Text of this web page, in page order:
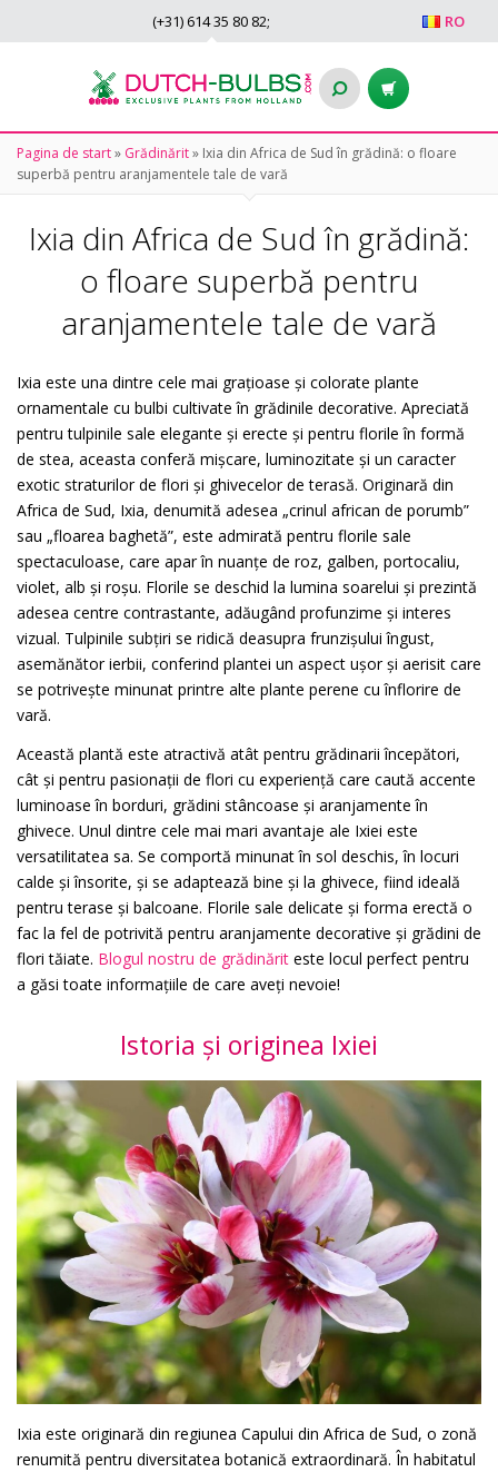
RO
(+31) 614 35 80 82;
Pagina de start» Grădinărit» Ixia din Africa de Sud în grădină: o floare
superbă pentru aranjamentele tale de vară
Ixia din Africa de Sud în grădină:
o floare superbă pentru
aranjamentele tale de vară
Ixia este una dintre cele mai grațioase și colorate plante
ornamentale cu bulbi cultivate în grădinile decorative. Apreciată
pentru tulpinile sale elegante și erecte și pentru florile în formă
de stea, aceasta conferă mișcare, luminozitate și un caracter
exotic straturilor de flori și ghivecelor de terasă. Originară din
Africa de Sud, Ixia, denumită adesea „crinul african de porumb”
sau „floarea baghetă”, este admirată pentru florile sale
spectaculoase, care apar în nuanțe de roz, galben, portocaliu,
violet, alb și roșu. Florile se deschid la lumina soarelui și prezintă
adesea centre contrastante, adăugând profunzime și interes
vizual. Tulpinile subțiri se ridică deasupra frunzișului îngust,
asemănător ierbii, conferind plantei un aspect ușor și aerisit care
se potrivește minunat printre alte plante perene cu înflorire de
vară.
Această plantă este atractivă atât pentru grădinarii începători,
cât și pentru pasionații de flori cu experiență care caută accente
luminoase în borduri, grădini stâncoase și aranjamente în
ghivece. Unul dintre cele mai mari avantaje ale Ixiei este
versatilitatea sa. Se comportă minunat în sol deschis, în locuri
calde și însorite, și se adaptează bine și la ghivece, fiind ideală
pentru terase și balcoane. Florile sale delicate și forma erectă o
fac la fel de potrivită pentru aranjamente decorative și grădini de
flori tăiate. Blogul nostru de grădinărit este locul perfect pentru
a găsi toate informațiile de care aveți nevoie!
Istoria și originea Ixiei
Ixia este originară din regiunea Capului din Africa de Sud, o zonă
renumită pentru diversitatea botanică extraordinară. În habitatul